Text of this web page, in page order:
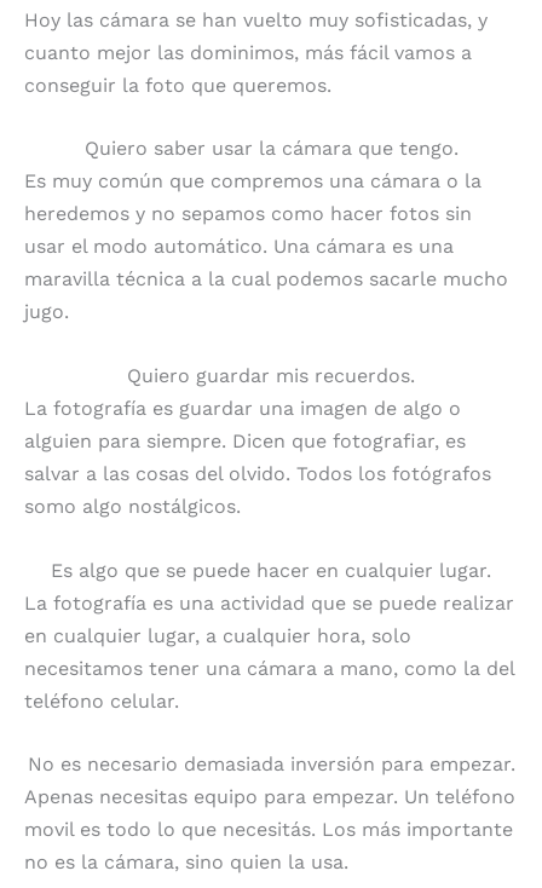
Hoy las cámara se han vuelto muy sofisticadas, y
cuanto mejor las dominimos, más fácil vamos a
conseguir la foto que queremos.
Quiero saber usar la cámara que tengo.
Es muy común que compremos una cámara o la
heredemos y no sepamos como hacer fotos sin
usar el modo automático. Una cámara es una
maravilla técnica a la cual podemos sacarle mucho
jugo.
Quiero guardar mis recuerdos.
La fotografía es guardar una imagen de algo o
alguien para siempre. Dicen que fotografiar, es
salvar a las cosas del olvido. Todos los fotógrafos
somo algo nostálgicos.
Es algo que se puede hacer en cualquier lugar.
La fotografía es una actividad que se puede realizar
en cualquier lugar, a cualquier hora, solo
necesitamos tener una cámara a mano, como la del
teléfono celular.
No es necesario demasiada inversión para empezar.
Apenas necesitas equipo para empezar. Un teléfono
movil es todo lo que necesitás. Los más importante
no es la cámara, sino quien la usa.